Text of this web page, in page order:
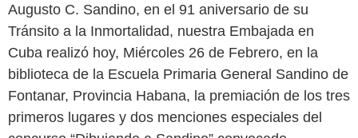
Augusto C. Sandino, en el 91 aniversario de su
Tránsito a la Inmortalidad, nuestra Embajada en
Cuba realizó hoy, Miércoles 26 de Febrero, en la
biblioteca de la Escuela Primaria General Sandino de
Fontanar, Provincia Habana, la premiación de los tres
primeros lugares y dos menciones especiales del